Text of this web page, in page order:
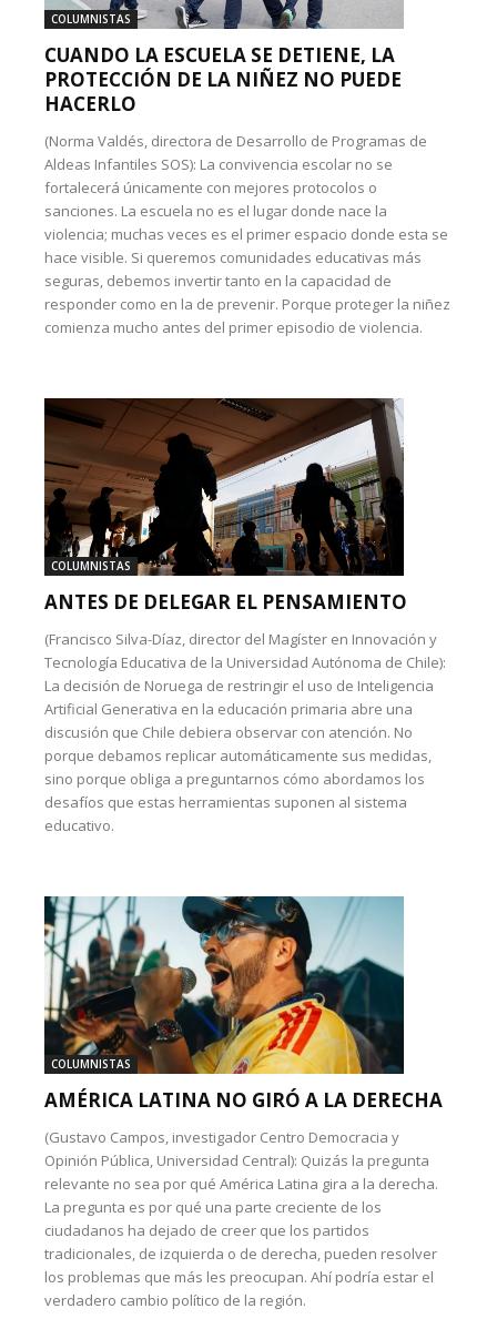
COLUMNISTAS
CUANDO LA ESCUELA SE DETIENE, LA
PROTECCIÓN DE LA NIÑEZ NO PUEDE
HACERLO
(Norma Valdés, directora de Desarrollo de Programas de
Aldeas Infantiles SOS): La convivencia escolar no se
fortalecerá únicamente con mejores protocolos o
sanciones. La escuela no es el lugar donde nace la
violencia; muchas veces es el primer espacio donde esta se
hace visible. Si queremos comunidades educativas más
seguras, debemos invertir tanto en la capacidad de
responder como en la de prevenir. Porque proteger la niñez
comienza mucho antes del primer episodio de violencia.
COLUMNISTAS
ANTES DE DELEGAR EL PENSAMIENTO
(Francisco Silva-Díaz, director del Magíster en Innovación y
Tecnología Educativa de la Universidad Autónoma de Chile):
La decisión de Noruega de restringir el uso de Inteligencia
Artificial Generativa en la educación primaria abre una
discusión que Chile debiera observar con atención. No
porque debamos replicar automáticamente sus medidas,
sino porque obliga a preguntarnos cómo abordamos los
desafíos que estas herramientas suponen al sistema
educativo.
COLUMNISTAS
AMÉRICA LATINA NO GIRÓ A LA DERECHA
(Gustavo Campos, investigador Centro Democracia y
Opinión Pública, Universidad Central): Quizás la pregunta
relevante no sea por qué América Latina gira a la derecha.
La pregunta es por qué una parte creciente de los
ciudadanos ha dejado de creer que los partidos
tradicionales, de izquierda o de derecha, pueden resolver
los problemas que más les preocupan. Ahí podría estar el
verdadero cambio político de la región.